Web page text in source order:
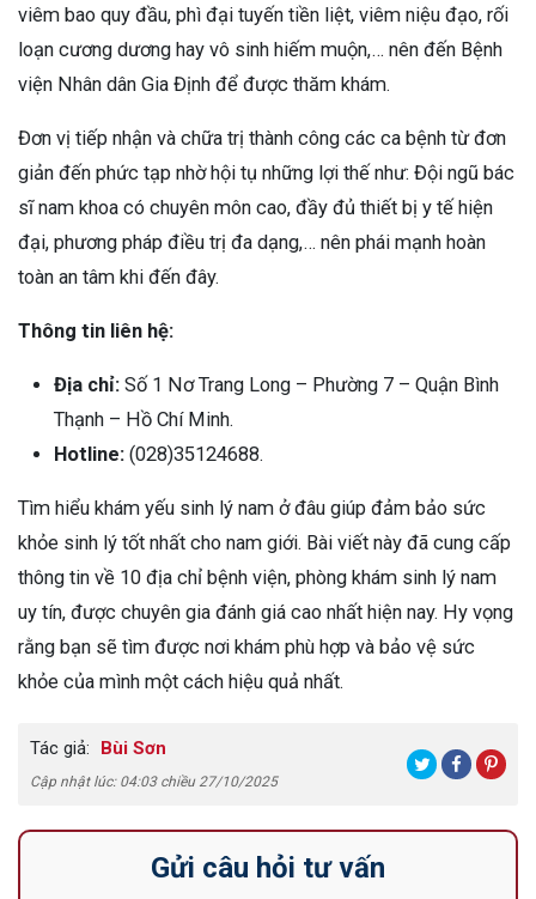
viêm bao quy đầu, phì đại tuyến tiền liệt, viêm niệu đạo, rối
loạn cương dương hay vô sinh hiếm muộn,… nên đến Bệnh
viện Nhân dân Gia Định để được thăm khám.
Đơn vị tiếp nhận và chữa trị thành công các ca bệnh từ đơn
giản đến phức tạp nhờ hội tụ những lợi thế như: Đội ngũ bác
sĩ nam khoa có chuyên môn cao, đầy đủ thiết bị y tế hiện
đại, phương pháp điều trị đa dạng,… nên phái mạnh hoàn
toàn an tâm khi đến đây.
Thông tin liên hệ:
Địa chỉ: Số 1 Nơ Trang Long – Phường 7 – Quận Bình
Hotline: (028)35124688.
Tìm hiểu khám yếu sinh lý nam ở đâu giúp đảm bảo sức
khỏe sinh lý tốt nhất cho nam giới. Bài viết này đã cung cấp
thông tin về 10 địa chỉ bệnh viện, phòng khám sinh lý nam
uy tín, được chuyên gia đánh giá cao nhất hiện nay. Hy vọng
rằng bạn sẽ tìm được nơi khám phù hợp và bảo vệ sức
khỏe của mình một cách hiệu quả nhất.
Tác giả: Bùi Sơn
Cập nhật lúc: 04:03 chiều 27/10/2025
Gửi câu hỏi tư vấn